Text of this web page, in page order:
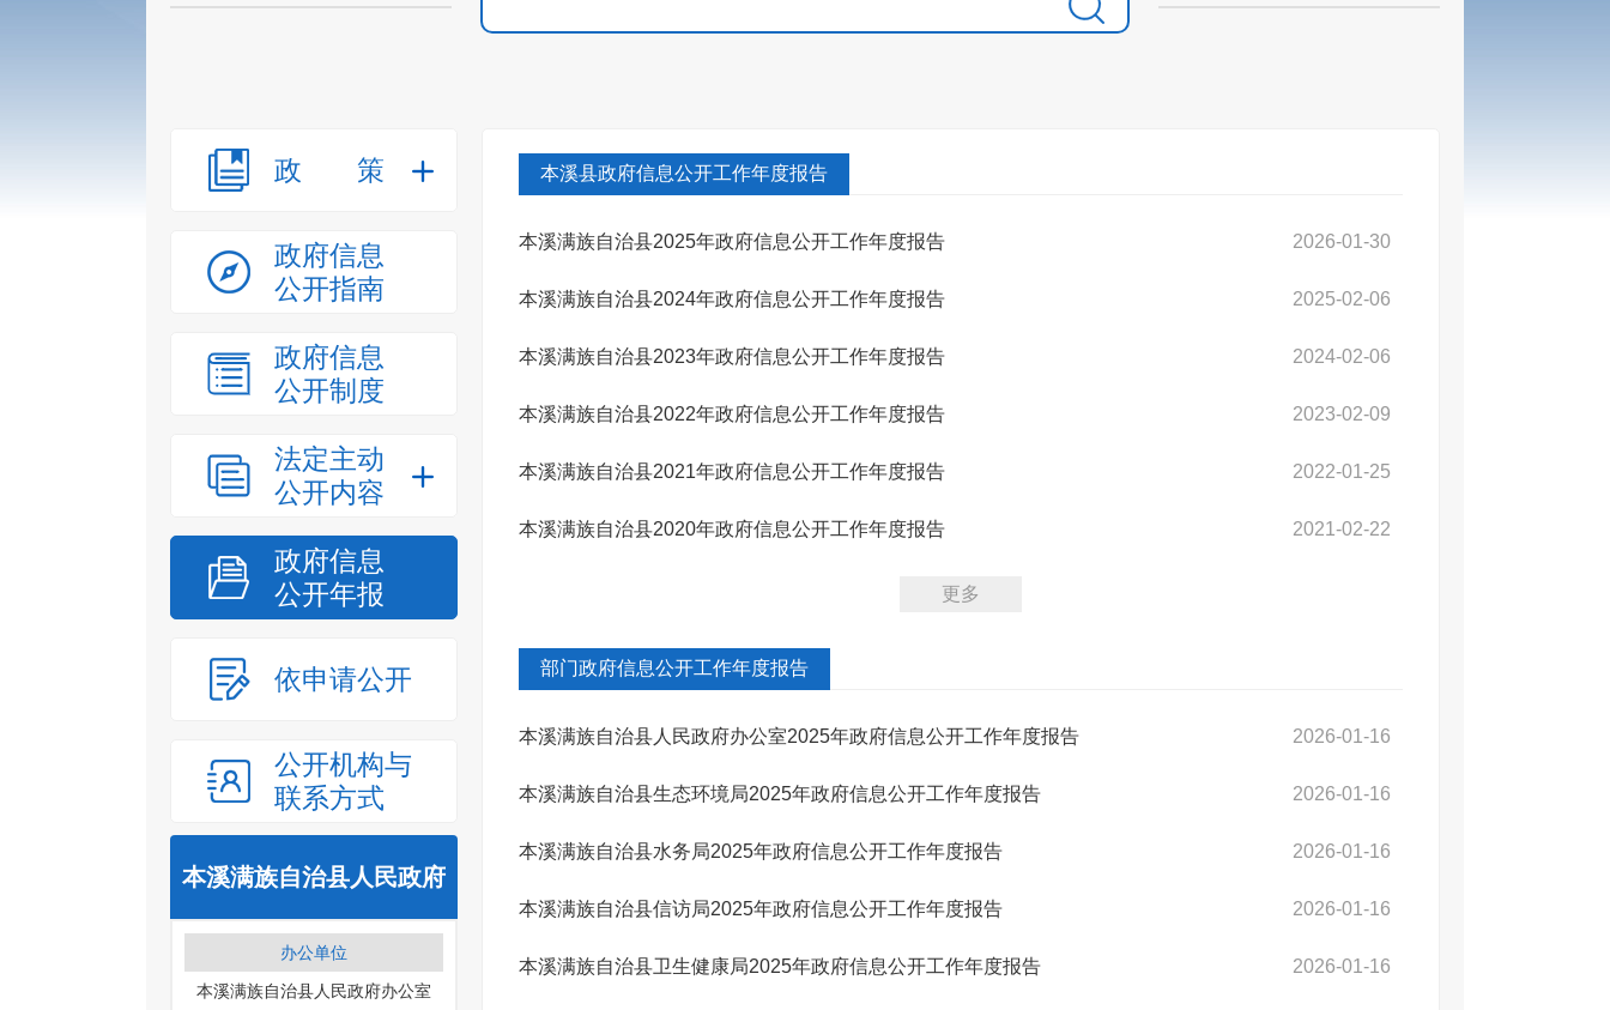
政策
政府信息
公开指南
政府信息
公开制度
法定主动
公开内容
政府信息
公开年报
依申请公开
公开机构与
联系方式
本溪满族自治县人民政府
办公单位
本溪满族自治县人民政府办公室
本溪县政府信息公开工作年度报告
2026-01-30
本溪满族自治县2025年政府信息公开工作年度报告
2025-02-06
本溪满族自治县2024年政府信息公开工作年度报告
2024-02-06
本溪满族自治县2023年政府信息公开工作年度报告
2023-02-09
本溪满族自治县2022年政府信息公开工作年度报告
2022-01-25
本溪满族自治县2021年政府信息公开工作年度报告
2021-02-22
本溪满族自治县2020年政府信息公开工作年度报告
更多
部门政府信息公开工作年度报告
2026-01-16
本溪满族自治县人民政府办公室2025年政府信息公开工作年度报告
2026-01-16
本溪满族自治县生态环境局2025年政府信息公开工作年度报告
2026-01-16
本溪满族自治县水务局2025年政府信息公开工作年度报告
2026-01-16
本溪满族自治县信访局2025年政府信息公开工作年度报告
2026-01-16
本溪满族自治县卫生健康局2025年政府信息公开工作年度报告